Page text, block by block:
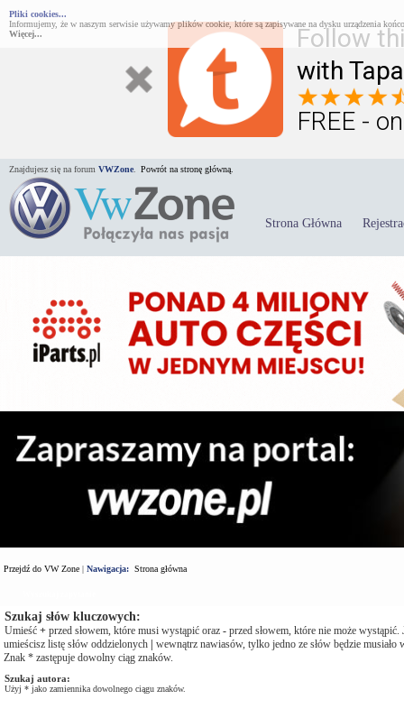
Follow
with
FREE -
Pliki cookies...
Informujemy, że w naszym serwisie używamy plików cookie, które są zapisywane na dysku urządzenia
Więcej...
Znajdujesz się na forum VWZone Powrót na stronę główną.
Strona Główna
Przejdź do VW Zone | Nawigacja: Strona główna
Szukaj słów kluczowych:
Umieść + przed słowem, które musi wystąpić oraz - przed słowem, które nie może wystąpić.
umieścisz listę słów oddzielonych | wewnątrz nawiasów, tylko jedno ze słów będzie musiało
Znak * zastępuje dowolny ciąg znaków.
Szukaj autora:
Użyj * jako zamiennika dowolnego ciągu znaków.